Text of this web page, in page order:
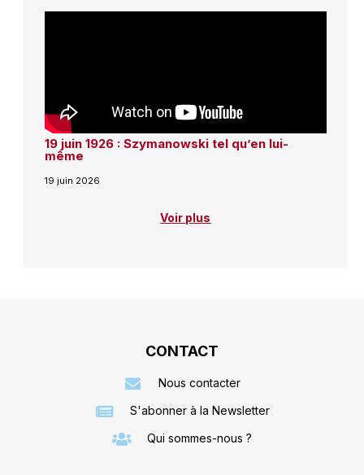
19 juin 1926 : Szymanowski tel qu’en lui-
même
19 juin 2026
Voir plus
CONTACT
Nous contacter
S'abonner à la Newsletter
Qui sommes-nous ?